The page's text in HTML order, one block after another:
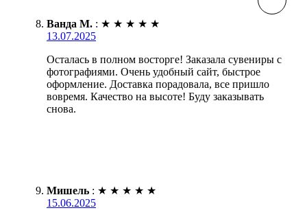
Ванда М. : ★ ★ ★ ★ ★
13.07.2025
Осталась в полном восторге! Заказала сувениры с
фотографиями. Очень удобный сайт, быстрое
оформление. Доставка порадовала, все пришло
вовремя. Качество на высоте! Буду заказывать
снова.
Мишель : ★ ★ ★ ★ ★
15.06.2025